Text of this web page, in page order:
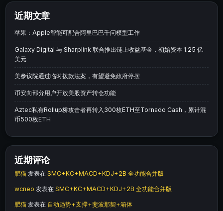
近期文章
苹果：Apple智能可配合阿里巴巴千问模型工作
Galaxy Digital 与 Sharplink 联合推出链上收益基金，初始资本 1.25 亿
美元
美参议院通过临时拨款法案，有望避免政府停摆
币安向部分用户开放美股资产转仓功能
Aztec私有Rollup桥攻击者再转入300枚ETH至Tornado Cash，累计混
币500枚ETH
近期评论
肥猫 发表在 SMC+KC+MACD+KDJ+2B 全功能合并版
wcneo 发表在 SMC+KC+MACD+KDJ+2B 全功能合并版
肥猫 发表在 自动趋势+支撑+斐波那契+箱体